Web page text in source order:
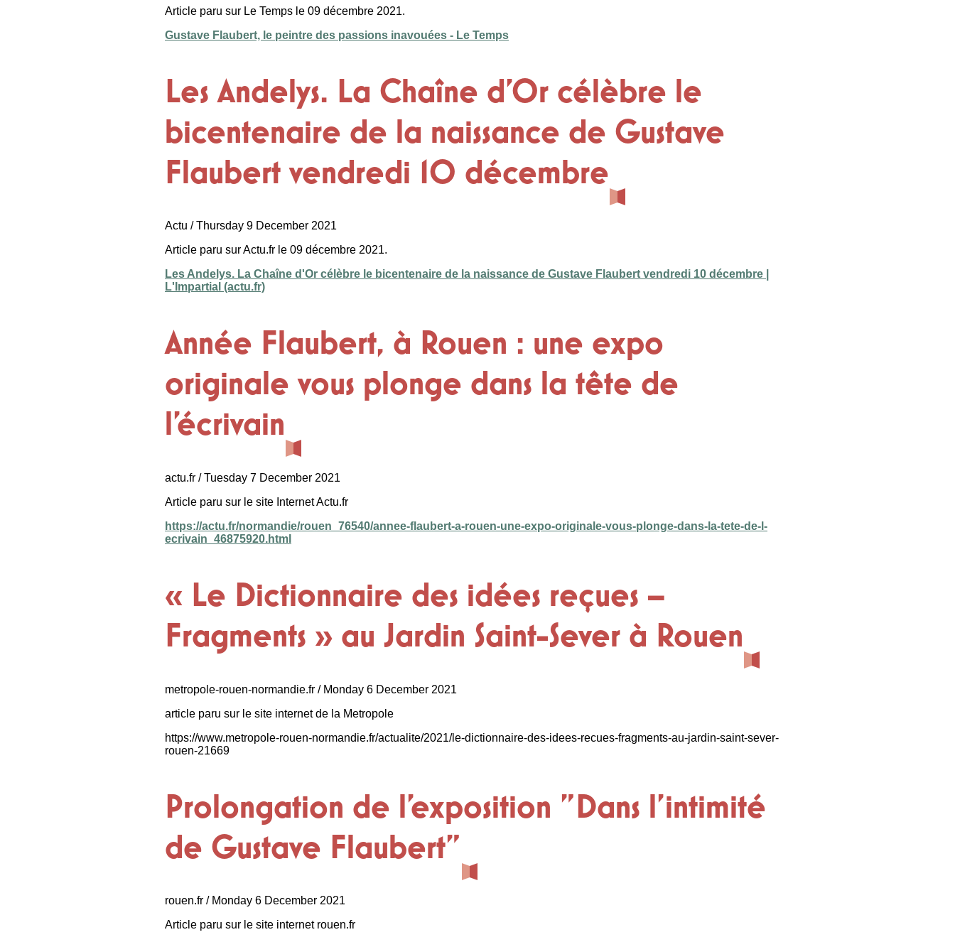
Article paru sur Le Temps le 09 décembre 2021.
Gustave Flaubert, le peintre des passions inavouées - Le Temps
Les Andelys. La Chaîne d'Or célèbre le
bicentenaire de la naissance de Gustave
Flaubert vendredi 10 décembre
Actu / Thursday 9 December 2021
Article paru sur Actu.fr le 09 décembre 2021.
Les Andelys. La Chaîne d'Or célèbre le bicentenaire de la naissance de Gustave Flaubert vendredi 10 décembre |
L'Impartial (actu.fr)
Année Flaubert, à Rouen : une expo
originale vous plonge dans la tête de
l'écrivain
actu.fr / Tuesday 7 December 2021
Article paru sur le site Internet Actu.fr
https://actu.fr/normandie/rouen_76540/annee-flaubert-a-rouen-une-expo-originale-vous-plonge-dans-la-tete-de-l-
ecrivain_46875920.html
« Le Dictionnaire des idées reçues –
Fragments » au Jardin Saint-Sever à Rouen
metropole-rouen-normandie.fr / Monday 6 December 2021
article paru sur le site internet de la Metropole
https://www.metropole-rouen-normandie.fr/actualite/2021/le-dictionnaire-des-idees-recues-fragments-au-jardin-saint-sever-
rouen-21669
Prolongation de l'exposition "Dans l'intimité
de Gustave Flaubert"
rouen.fr / Monday 6 December 2021
Article paru sur le site internet rouen.fr